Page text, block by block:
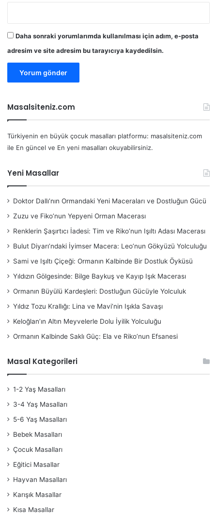
Daha sonraki yorumlarımda kullanılması için adım, e-posta
adresim ve site adresim bu tarayıcıya kaydedilsin.
Masalsiteniz.com
Türkiyenin en büyük çocuk masalları platformu: masalsiteniz.com
ile En güncel ve En yeni masalları okuyabilirsiniz.
Yeni Masallar
Doktor Dallı’nın Ormandaki Yeni Maceraları ve Dostluğun Gücü
Zuzu ve Fiko’nun Yepyeni Orman Macerası
Renklerin Şaşırtıcı İadesi: Tim ve Riko’nun Işıltı Adası Macerası
Bulut Diyarı’ndaki İyimser Macera: Leo’nun Gökyüzü Yolculuğu
Sami ve Işıltı Çiçeği: Ormanın Kalbinde Bir Dostluk Öyküsü
Yıldızın Gölgesinde: Bilge Baykuş ve Kayıp Işık Macerası
Ormanın Büyülü Kardeşleri: Dostluğun Gücüyle Yolculuk
Yıldız Tozu Krallığı: Lina ve Mavi’nin Işıkla Savaşı
Keloğlan’ın Altın Meyvelerle Dolu İyilik Yolculuğu
Ormanın Kalbinde Saklı Güç: Ela ve Riko’nun Efsanesi
Masal Kategorileri
1-2 Yaş Masalları
3-4 Yaş Masalları
5-6 Yaş Masalları
Bebek Masalları
Çocuk Masalları
Eğitici Masallar
Hayvan Masalları
Karışık Masallar
Kısa Masallar